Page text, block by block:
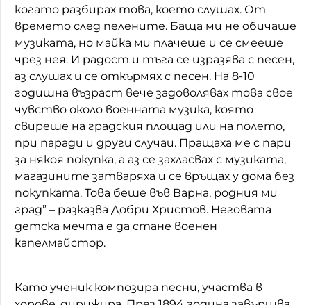
когато разбирах това, което слушах. От
времето след пелените. Баща ми не обичаше
музиката, но майка ми плачеше и се смееше
чрез нея. И радост и тъга се изразява с песен,
аз слушах и се откърмях с песен. На 8-10
годишна възраст вече задоволявах това свое
чувство около военната музика, която
свиреше на градския площад или на полето,
при паради и други случаи. Пращаха ме с пари
за някоя покупка, а аз се захласвах с музиката,
магазините затваряха и се връщах у дома без
покупката. Това беше във Варна, родния ми
град” – разказва Добри Христов. Неговата
детска мечта е да стане военен
капелмайстор.
Като ученик композира песни, участва в